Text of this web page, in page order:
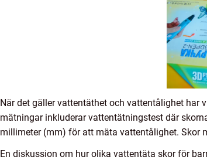
När det gäller vattentäthet och vattentålighet har
mätningar inkluderar vattentätningstest där
millimeter (mm) för att mäta vattentålighet. Skor
En diskussion om hur olika vattentäta skor för